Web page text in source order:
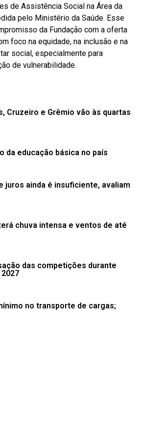
de Assistência Social na Área da
pelo Ministério da Saúde. Esse
da Fundação com a oferta
foco na equidade, na inclusão e na
social, especialmente para
de vulnerabilidade.
Cruzeiro e Grêmio vão às quartas
da educação básica no país
juros ainda é insuficiente, avaliam
chuva intensa e ventos de até
das competições durante
no transporte de cargas;